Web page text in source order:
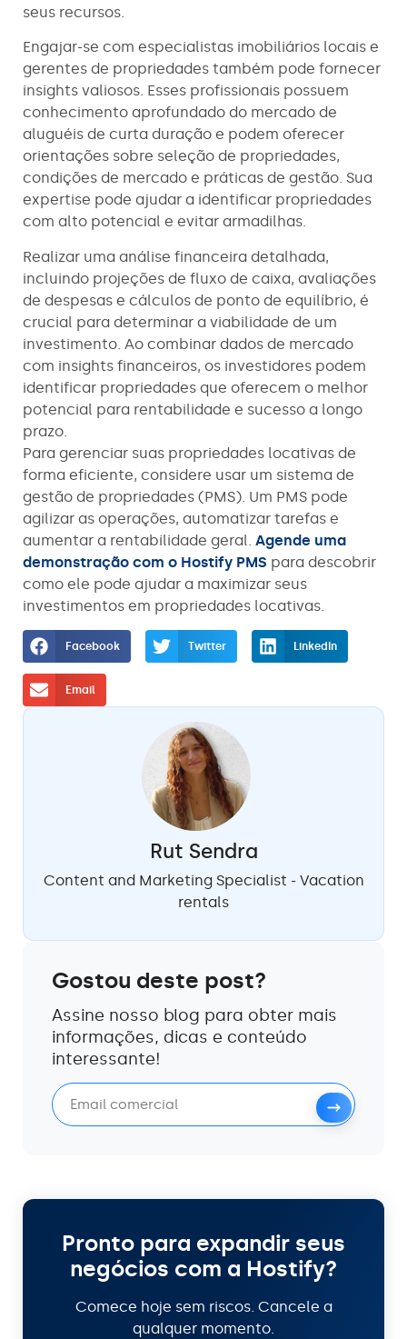
seus recursos.
Engajar-se com especialistas imobiliários locais e
gerentes de propriedades também pode fornecer
insights valiosos. Esses profissionais possuem
conhecimento aprofundado do mercado de
aluguéis de curta duração e podem oferecer
orientações sobre seleção de propriedades,
condições de mercado e práticas de gestão. Sua
expertise pode ajudar a identificar propriedades
com alto potencial e evitar armadilhas.
Realizar uma análise financeira detalhada,
incluindo projeções de fluxo de caixa, avaliações
de despesas e cálculos de ponto de equilíbrio, é
crucial para determinar a viabilidade de um
investimento. Ao combinar dados de mercado
com insights financeiros, os investidores podem
identificar propriedades que oferecem o melhor
potencial para rentabilidade e sucesso a longo
prazo.
Para gerenciar suas propriedades locativas de
forma eficiente, considere usar um sistema de
gestão de propriedades (PMS). Um PMS pode
agilizar as operações, automatizar tarefas e
aumentar a rentabilidade geral. Agende uma
demonstração com o Hostify PMS para descobrir
como ele pode ajudar a maximizar seus
investimentos em propriedades locativas.
Facebook Twitter LinkedIn
Email
Rut Sendra
Content and Marketing Specialist - Vacation
rentals
Gostou deste post?
Assine nosso blog para obter mais
informações, dicas e conteúdo
interessante!
Pronto para expandir seus
negócios com a Hostify?
Comece hoje sem riscos. Cancele a
qualquer momento.